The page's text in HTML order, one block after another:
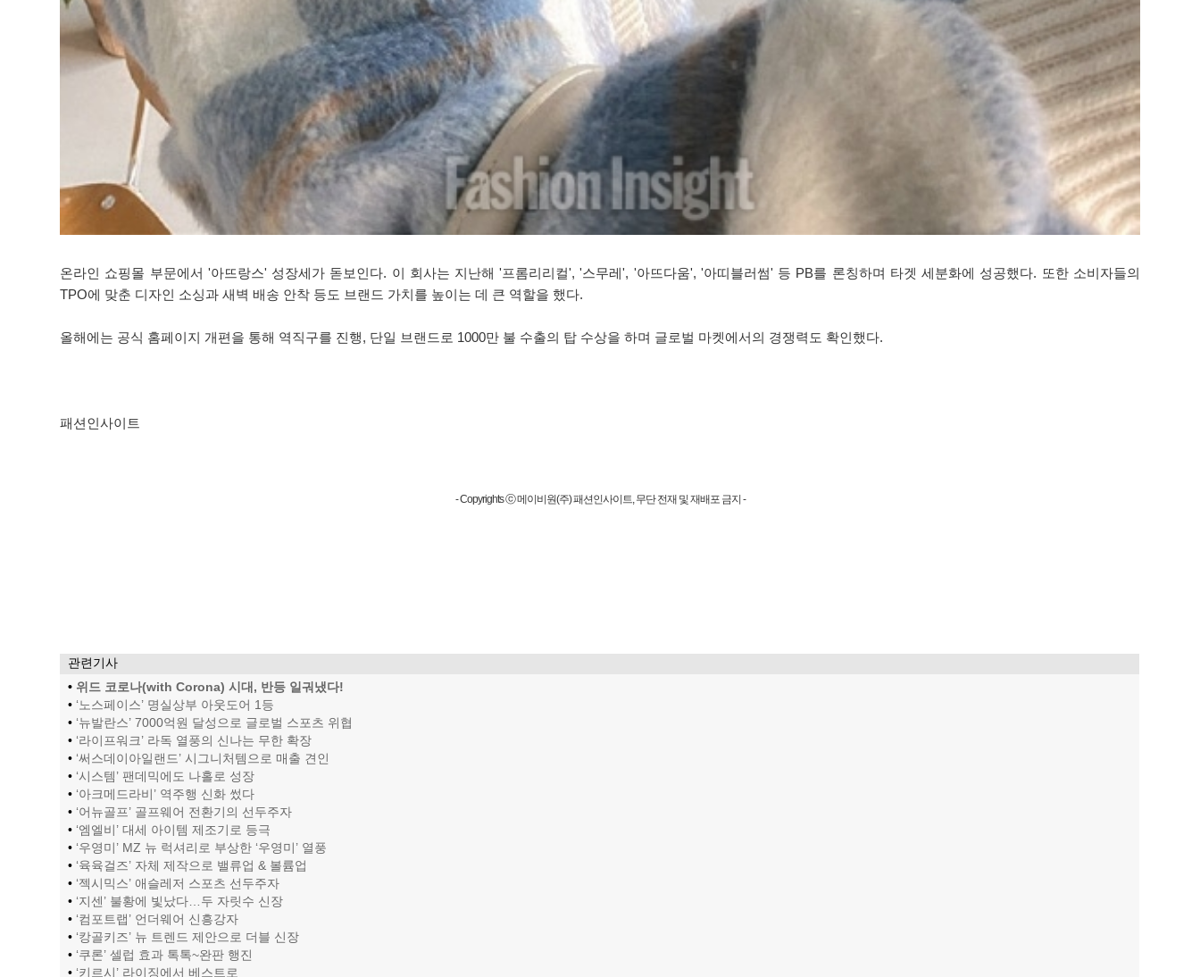
온라인 쇼핑몰 부문에서 '아뜨랑스' 성장세가 돋보인다. 이 회사는 지난해 '프롬리리컬', '스무레', '아뜨다움', '아띠블러썸' 등 PB를 론칭하며 타겟 세분화에 성공했다. 또한 소비자들의
TPO에 맞춘 디자인 소싱과 새벽 배송 안착 등도 브랜드 가치를 높이는 데 큰 역할을 했다.
올해에는 공식 홈페이지 개편을 통해 역직구를 진행, 단일 브랜드로 1000만 불 수출의 탑 수상을 하며 글로벌 마켓에서의 경쟁력도 확인했다.
패션인사이트
- Copyrights ⓒ 메이비원(주) 패션인사이트, 무단 전재 및 재배포 금지 -
관련기사
• 위드 코로나(with Corona) 시대, 반등 일궈냈다!
• ‘노스페이스’ 명실상부 아웃도어 1등
• ‘뉴발란스’ 7000억원 달성으로 글로벌 스포츠 위협
• ‘라이프워크’ 라독 열풍의 신나는 무한 확장
• ‘써스데이아일랜드’ 시그니처템으로 매출 견인
• ‘시스템’ 팬데믹에도 나홀로 성장
• ‘아크메드라비’ 역주행 신화 썼다
• ‘어뉴골프’ 골프웨어 전환기의 선두주자
• ‘엠엘비’ 대세 아이템 제조기로 등극
• ‘우영미’ MZ 뉴 럭셔리로 부상한 ‘우영미’ 열풍
• ‘육육걸즈’ 자체 제작으로 밸류업 & 볼륨업
• ‘젝시믹스’ 애슬레저 스포츠 선두주자
• ‘지센’ 불황에 빛났다…두 자릿수 신장
• ‘컴포트랩’ 언더웨어 신흥강자
• ‘캉골키즈’ 뉴 트렌드 제안으로 더블 신장
• ‘쿠론’ 셀럽 효과 톡톡~완판 행진
• ‘키르시’ 라이징에서 베스트로